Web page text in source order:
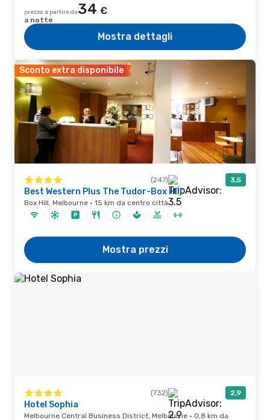
prezzo a partire da34 €
a notte
Mostra dettagli
Sconto extra disponibile
(247) 3,5
Best Western Plus The Tudor-Box Hill
Box Hill, Melbourne · 15 km da centro città
Mostra prezzi
(732) 2,9
Hotel Sophia
Melbourne Central Business District, Melbourne · 0,8 km da